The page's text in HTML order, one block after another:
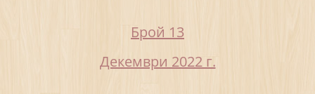
Брой 13
Декември 2022 г.